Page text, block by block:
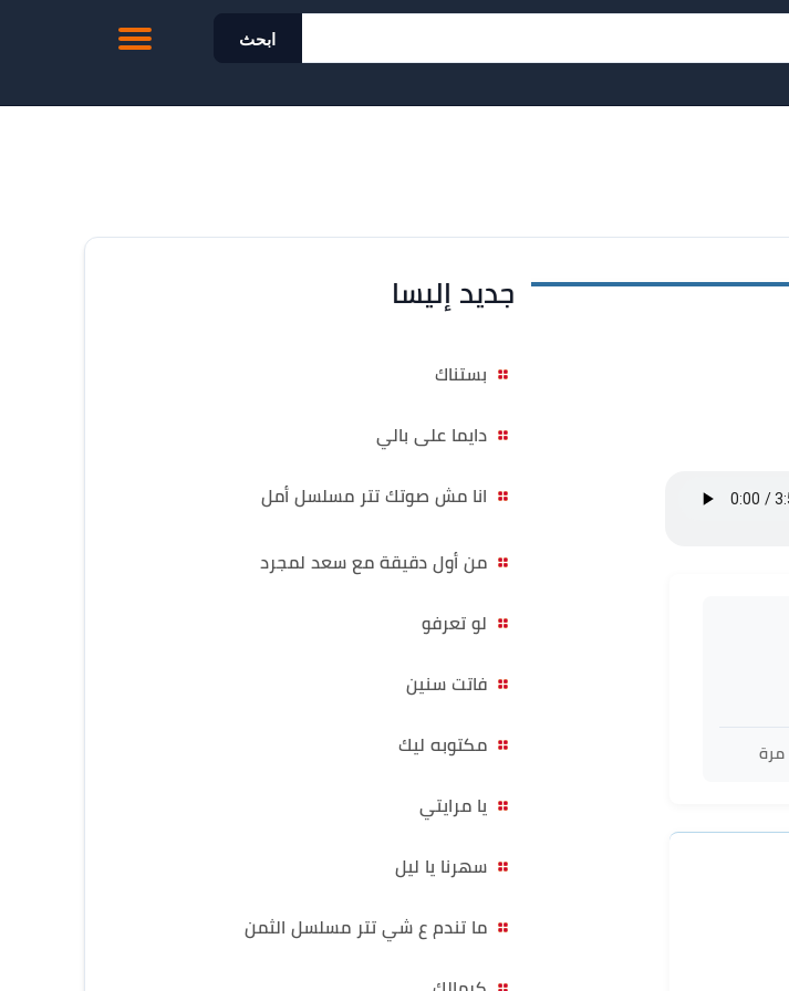
ابحث
مرة
جديد إليسا
بستناك
دايما على بالي
انا مش صوتك تتر مسلسل أمل
من أول دقيقة مع سعد لمجرد
لو تعرفو
فاتت سنين
مكتوبه ليك
يا مرايتي
سهرنا يا ليل
ما تندم ع شي تتر مسلسل الثمن